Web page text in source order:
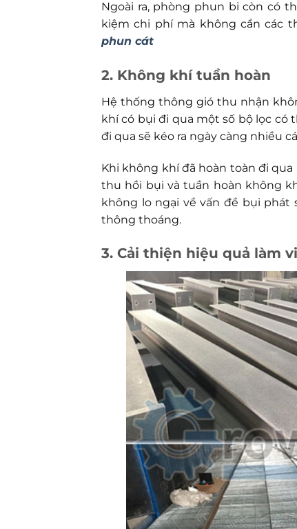
Ngoài ra, phòng phun bi còn có
kiệm chi phí mà không cần các
phun cát
2. Không khí tuần hoàn
Hệ thống thông gió thu nhận
khí có bụi đi qua một số bộ lọc có
đi qua sẽ kéo ra ngày càng nhiều
Khi không khí đã hoàn toàn đi qua
thu hồi bụi và tuần hoàn không
không lo ngại về vấn đề bụi
thông thoáng.
3. Cải thiện hiệu quả làm